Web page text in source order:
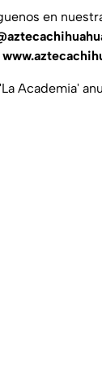
en
Academia'